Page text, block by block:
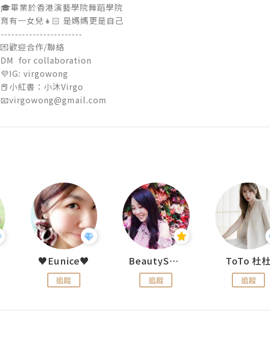
🎓畢業於香港演藝學院舞蹈學院
育有一女兒👧🏻 是媽媽更是自己
-----------------------
💌歡迎合作/聯絡
DM  for collaboration
💜IG: virgowong
📕小紅書：小沐Virgo
📧virgowong@gmail.com
♥Eunice♥
追蹤
BeautySearch
追蹤
ToTo 杜
追蹤